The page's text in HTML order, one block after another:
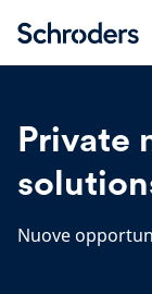
content
Private
Nuove